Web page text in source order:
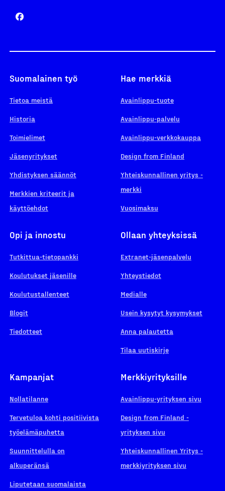
Suomalainen työ
Tietoa meistä
Historia
Toimielimet
Jäsenyritykset
Yhdistyksen säännöt
Merkkien kriteerit ja
käyttöehdot
Hae merkkiä
Avainlippu-tuote
Avainlippu-palvelu
Avainlippu-verkkokauppa
Design from Finland
Yhteiskunnallinen yritys -
merkki
Vuosimaksu
Opi ja innostu
Tutkittua-tietopankki
Koulutukset jäsenille
Koulutustallenteet
Blogit
Tiedotteet
Ollaan yhteyksissä
Extranet-jäsenpalvelu
Yhteystiedot
Medialle
Usein kysytyt kysymykset
Anna palautetta
Tilaa uutiskirje
Kampanjat
Nollatilanne
Tervetuloa kohti positiivista
työelämäpuhetta
Suunnittelulla on
alkuperänsä
Liputetaan suomalaista
Merkkiyrityksille
Avainlippu-yrityksen sivu
Design from Finland -
yrityksen sivu
Yhteiskunnallinen Yritys -
merkkiyrityksen sivu